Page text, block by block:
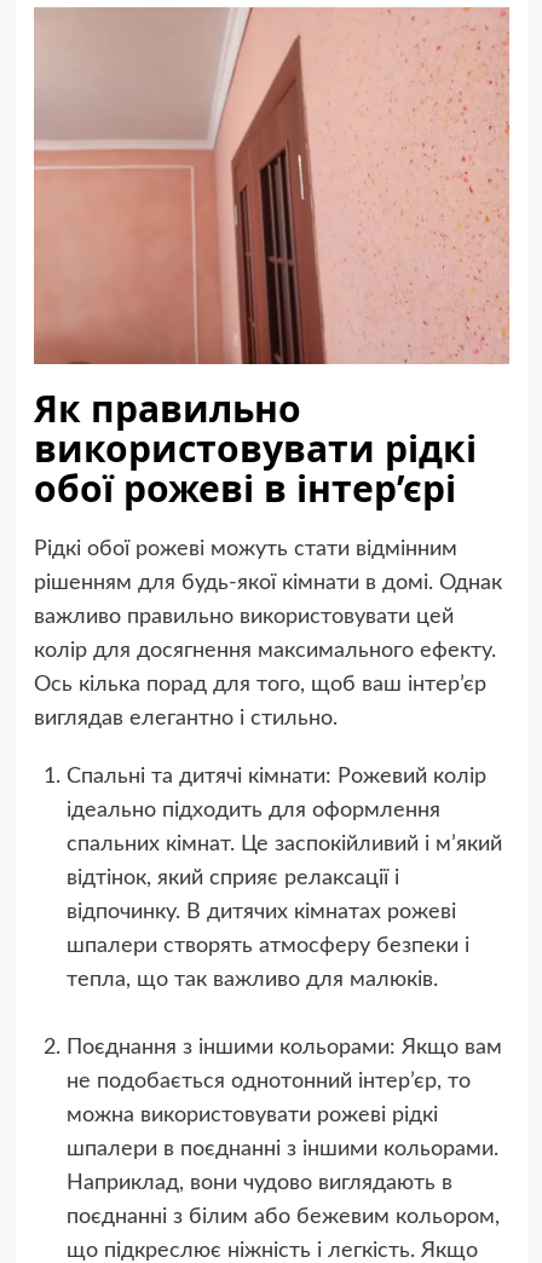
Як правильно
використовувати рідкі
обої рожеві в інтер’єрі
Рідкі обої рожеві можуть стати відмінним
рішенням для будь-якої кімнати в домі. Однак
важливо правильно використовувати цей
колір для досягнення максимального ефекту.
Ось кілька порад для того, щоб ваш інтер’єр
виглядав елегантно і стильно.
Спальні та дитячі кімнати: Рожевий колір
ідеально підходить для оформлення
спальних кімнат. Це заспокійливий і м’який
відтінок, який сприяє релаксації і
відпочинку. В дитячих кімнатах рожеві
шпалери створять атмосферу безпеки і
тепла, що так важливо для малюків.
Поєднання з іншими кольорами: Якщо вам
не подобається однотонний інтер’єр, то
можна використовувати рожеві рідкі
шпалери в поєднанні з іншими кольорами.
Наприклад, вони чудово виглядають в
поєднанні з білим або бежевим кольором,
що підкреслює ніжність і легкість. Якщо